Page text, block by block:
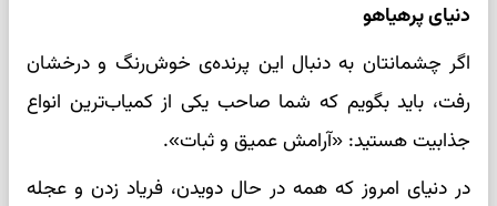
دنیای پرهیاهو
اگر چشمانتان به دنبال این پرنده‌ی خوش‌رنگ و درخشان
رفت، باید بگویم که شما صاحب یکی از کمیاب‌ترین انواع
جذابیت هستید: «آرامش عمیق و ثبات».
در دنیای امروز که همه در حال دویدن، فریاد زدن و عجله